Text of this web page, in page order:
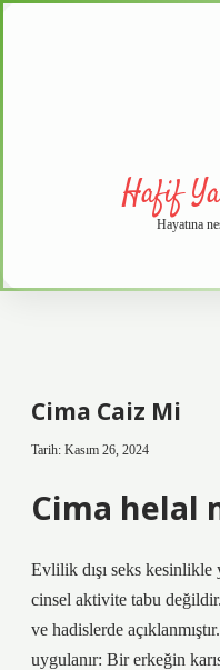
Hafif
Hayatına
Cima Caiz Mi
Tarih: Kasım 26, 2024
Cima helal
Evlilik dışı seks kesinlikle
cinsel aktivite tabu
ve hadislerde
uygulanır: Bir erkeğin